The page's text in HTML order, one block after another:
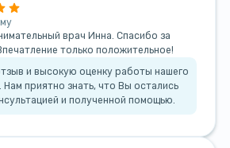
врач Инна. Спасибо за
только положительное!
и высокую оценку работы нашего
Нам приятно знать, что Вы остались
и полученной помощью.